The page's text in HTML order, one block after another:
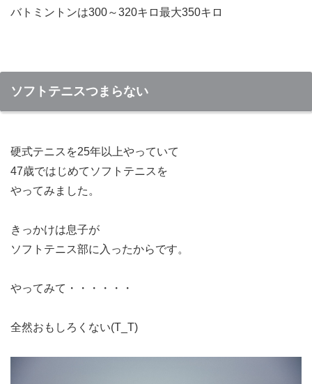
バトミントンは300～320キロ最大350キロ
ソフトテニスつまらない
硬式テニスを25年以上やっていて
47歳ではじめてソフトテニスを
やってみました。
きっかけは息子が
ソフトテニス部に入ったからです。
やってみて・・・・・・
全然おもしろくない(T_T)